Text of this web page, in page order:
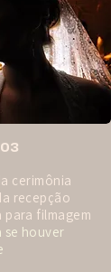
cerimônia
recepção
para filmagem
se houver